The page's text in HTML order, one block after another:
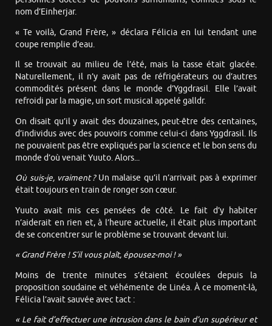
nom d’Einherjar.
« Te voilà, Grand Frère, » déclara Félicia en lui tendant une
coupe remplie d’eau.
Il se trouvait au milieu de l’été, mais la tasse était glacée.
Naturellement, il n’y avait pas de réfrigérateurs ou d’autres
commodités présent dans le monde d’Yggdrasil. Elle l’avait
refroidi par la magie, un sort musical appelé galldr.
On disait qu’il y avait des douzaines, peut-être des centaines,
d’individus avec des pouvoirs comme celui-ci dans Yggdrasil. Ils
ne pouvaient pas être expliqués par la science et le bon sens du
monde d’où venait Yuuto. Alors...
Où suis-je, vraiment ? Un malaise qu’il n’arrivait pas à exprimer
était toujours en train de ronger son cœur.
Yuuto avait mis ces pensées de côté. Le fait d’y habiter
n’aiderait en rien et, à l’heure actuelle, il était plus important
de se concentrer sur le problème se trouvant devant lui.
« Grand Frère ! S’il vous plaît, épousez-moi ! »
Moins de trente minutes s’étaient écoulées depuis la
proposition soudaine et véhémente de Linéa. À ce moment-là,
Félicia l’avait sauvée avec tact :
« Le fait d’effectuer une intrusion dans le bain d’un supérieur et